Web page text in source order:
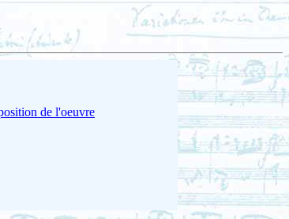
de l'oeuvre